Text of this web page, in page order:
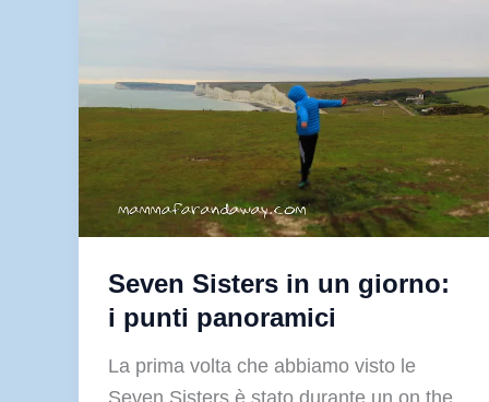
Seven Sisters in un giorno:
i punti panoramici
La prima volta che abbiamo visto le